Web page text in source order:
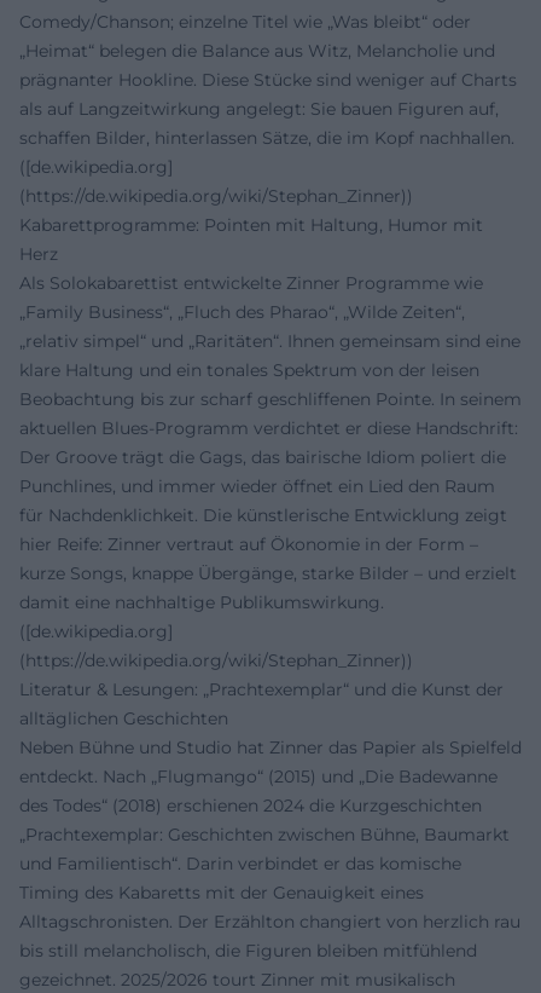
Comedy/Chanson; einzelne Titel wie „Was bleibt“ oder
„Heimat“ belegen die Balance aus Witz, Melancholie und
prägnanter Hookline. Diese Stücke sind weniger auf Charts
als auf Langzeitwirkung angelegt: Sie bauen Figuren auf,
schaffen Bilder, hinterlassen Sätze, die im Kopf nachhallen.
([de.wikipedia.org]
(https://de.wikipedia.org/wiki/Stephan_Zinner))
Kabarettprogramme: Pointen mit Haltung, Humor mit
Herz
Als Solokabarettist entwickelte Zinner Programme wie
„Family Business“, „Fluch des Pharao“, „Wilde Zeiten“,
„relativ simpel“ und „Raritäten“. Ihnen gemeinsam sind eine
klare Haltung und ein tonales Spektrum von der leisen
Beobachtung bis zur scharf geschliffenen Pointe. In seinem
aktuellen Blues-Programm verdichtet er diese Handschrift:
Der Groove trägt die Gags, das bairische Idiom poliert die
Punchlines, und immer wieder öffnet ein Lied den Raum
für Nachdenklichkeit. Die künstlerische Entwicklung zeigt
hier Reife: Zinner vertraut auf Ökonomie in der Form –
kurze Songs, knappe Übergänge, starke Bilder – und erzielt
damit eine nachhaltige Publikumswirkung.
([de.wikipedia.org]
(https://de.wikipedia.org/wiki/Stephan_Zinner))
Literatur & Lesungen: „Prachtexemplar“ und die Kunst der
alltäglichen Geschichten
Neben Bühne und Studio hat Zinner das Papier als Spielfeld
entdeckt. Nach „Flugmango“ (2015) und „Die Badewanne
des Todes“ (2018) erschienen 2024 die Kurzgeschichten
„Prachtexemplar: Geschichten zwischen Bühne, Baumarkt
und Familientisch“. Darin verbindet er das komische
Timing des Kabaretts mit der Genauigkeit eines
Alltagschronisten. Der Erzählton changiert von herzlich rau
bis still melancholisch, die Figuren bleiben mitfühlend
gezeichnet. 2025/2026 tourt Zinner mit musikalisch